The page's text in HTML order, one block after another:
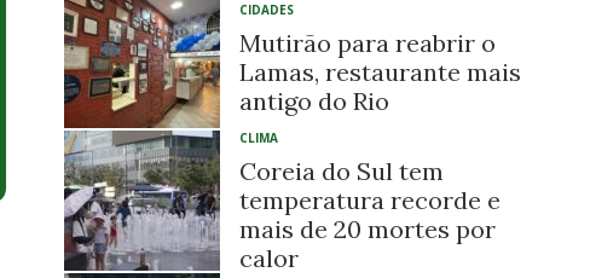
CIDADES
Mutirão para reabrir o
Lamas, restaurante mais
antigo do Rio
CLIMA
Coreia do Sul tem
temperatura recorde e
mais de 20 mortes por
calor